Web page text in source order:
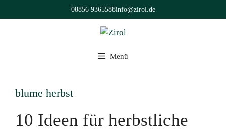
Inhalt
08856 9365588info@zirol.de
Menü
blume herbst
10 Ideen für herbstliche